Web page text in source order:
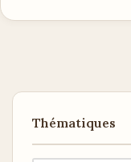
Thématiques